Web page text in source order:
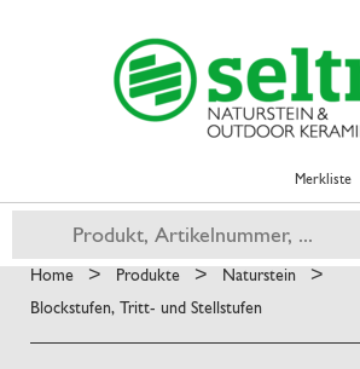
Merkliste
Home > Produkte > Naturstein >
Blockstufen, Tritt- und Stellstufen